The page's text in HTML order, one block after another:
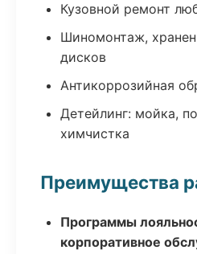
Кузовной ремонт
Шиномонтаж,
дисков
Антикоррозийная
Детейлинг: мойка,
химчистка
Преимущества
Программы
корпоративное